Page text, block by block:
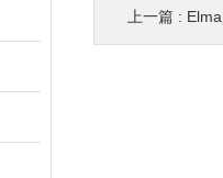
上一篇 :